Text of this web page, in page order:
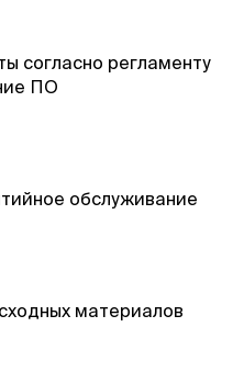
согласно регламенту
ПО
обслуживание
материалов